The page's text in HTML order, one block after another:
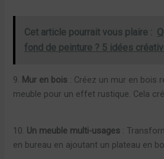
Cet article pourrait vous plaire :
fond de peinture ? 5 idées
9. Mur en bois : Créez un mur en bois
meuble pour un effet rustique. Cela
10. Un meuble multi-usages :
en bureau en ajoutant un plateau en